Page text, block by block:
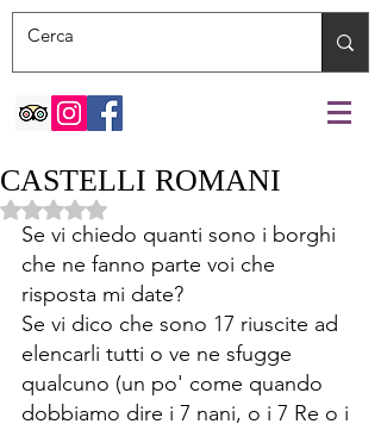
CASTELLI ROMANI
Valutazione NaN stelle su 5.
Se vi chiedo quanti sono i borghi
che ne fanno parte voi che
risposta mi date?
Se vi dico che sono 17 riuscite ad
elencarli tutti o ve ne sfugge
qualcuno (un po' come quando
dobbiamo dire i 7 nani, o i 7 Re o i